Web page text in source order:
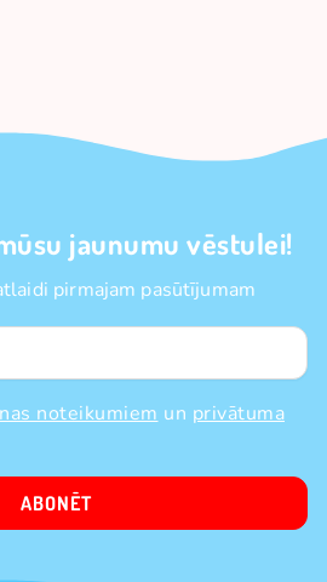
jaunumu vēstulei!
pirmajam pasūtījumam
noteikumiem un privātuma
ABONĒT